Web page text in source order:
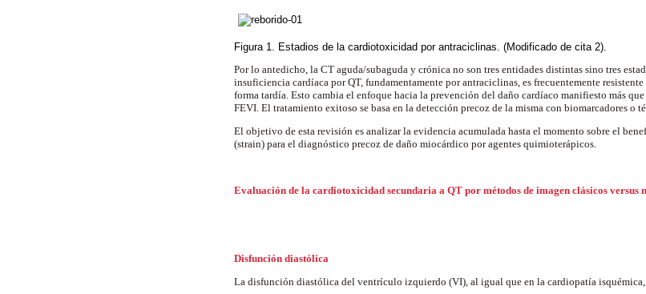
Figura 1. Estadios de la cardiotoxicidad por antraciclinas. (Modificado de cita 2).
Por lo antedicho, la CT aguda/subaguda y crónica no son tres entidades distintas sino tres
insuficiencia cardíaca por QT, fundamentamente por antraciclinas, es frecuentemente
forma tardía. Esto cambia el enfoque hacia la prevención del daño cardíaco manifiesto más
FEVI. El tratamiento exitoso se basa en la detección precoz de la misma con biomarcadores o
El objetivo de esta revisión es analizar la evidencia acumulada hasta el momento sobre el
(strain) para el diagnóstico precoz de daño miocárdico por agentes quimioterápicos.
Evaluación de la cardiotoxicidad secundaria a QT por métodos de imagen clásicos versus
Disfunción diastólica
La disfunción diastólica del ventrículo izquierdo (VI), al igual que en la cardiopatía